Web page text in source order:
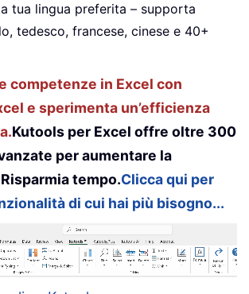
tua lingua preferita – supporta
tedesco, francese, cinese e 40+
competenze in Excel con
e sperimenta un’efficienza
Kutools per Excel offre oltre 300
per aumentare la
tempo.Clicca qui per
di cui hai più bisogno...